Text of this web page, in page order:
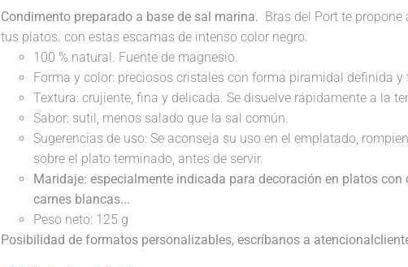
Condimento preparado a base de sal marina. Bras del Port te
tus platos. con estas escamas de intenso color negro.
100 % natural. Fuente de magnesio.
Forma y color: preciosos cristales con forma piramidal definida
Textura: crujiente, fina y delicada. Se disuelve rápidamente a la
Sabor: sutil, menos salado que la sal común.
Sugerencias de uso: Se aconseja su uso en el emplatado,
sobre el plato terminado, antes de servir.
Maridaje: especialmente indicada para decoración en platos
carnes blancas...
Peso neto: 125 g
Posibilidad de formatos personalizables, escríbanos a